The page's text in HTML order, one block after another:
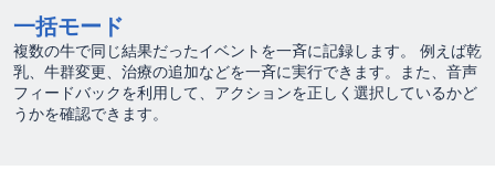
一括モード
複数の牛で同じ結果だったイベントを一斉に記録します。 例えば乾
乳、牛群変更、治療の追加などを一斉に実行できます。また、音声
フィードバックを利用して、アクションを正しく選択しているかど
うかを確認できます。